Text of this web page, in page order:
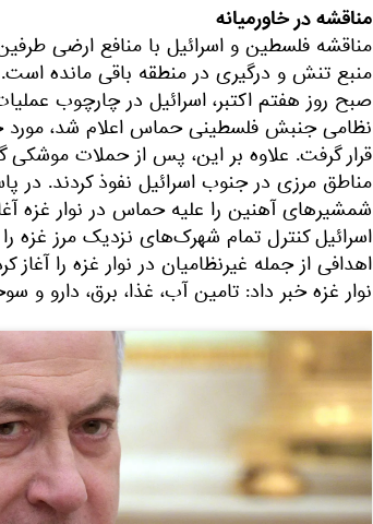
مناقشه در خاورمیانه
مناقشه فلسطین و اسرائیل با منافع ارضی
منبع تنش و درگیری در منطقه باقی مانده است.
صبح روز هفتم اکتبر، اسرائیل در چارچوب
نظامی جنبش فلسطینی حماس اعلام شد، مورد
قرار گرفت. علاوه بر این، پس از حملات موشکی
مناطق مرزی در جنوب اسرائیل نفوذ کردند. در
شمشیرهای آهنین را علیه حماس در نوار غزه
اسرائیل کنترل تمام شهرک‌های نزدیک مرز
اهدافی از جمله غیرنظامیان در نوار غزه را
نوار غزه خبر داد: تامین آب، غذا، برق، دارو